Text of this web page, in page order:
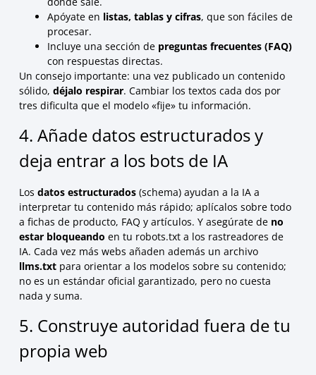
Apóyate en listas, tablas y cifras, que son fáciles de
procesar.
Incluye una sección de preguntas frecuentes (FAQ)
con respuestas directas.
Un consejo importante: una vez publicado un contenido
sólido, déjalo respirar. Cambiar los textos cada dos por
tres dificulta que el modelo «fije» tu información.
4. Añade datos estructurados y
deja entrar a los bots de IA
Los datos estructurados(schema) ayudan a la IA a
interpretar tu contenido más rápido; aplícalos sobre todo
a fichas de producto, FAQ y artículos. Y asegúrate de no
estar bloqueando en tu robots.txta los rastreadores de
IA. Cada vez más webs añaden además un archivo
llms.txtpara orientar a los modelos sobre su contenido;
no es un estándar oficial garantizado, pero no cuesta
nada y suma.
5. Construye autoridad fuera de tu
propia web